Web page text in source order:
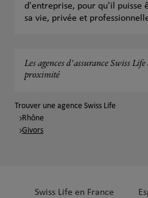
d'entreprise, pour qu'il puisse
sa vie, privée et
Les agences d'assurance Swiss
proximité
Trouver une agence Swiss Life
Rhône
Givors
Swiss Life en France